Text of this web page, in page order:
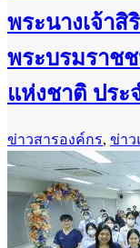
พระนางเจ้า
พระบรมราช
แห่งชาติ ปร
ข่าวสารองค์กร, ข่าว